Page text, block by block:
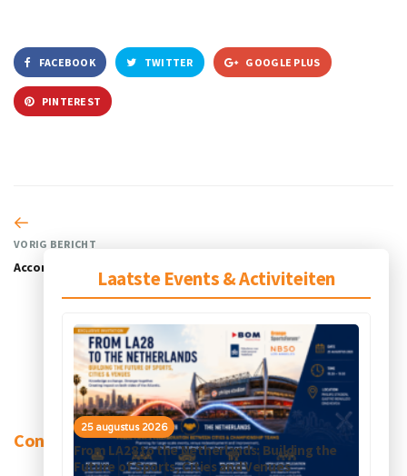
Laatste Events & Activiteiten
25 augustus 2026
From LA28 to the Netherlands: Building the
Future of Sports, Cities and Venues
FACEBOOK TWITTER GOOGLE PLUS
PINTEREST
VORIG BERICHT
Accor Hotels
Contact